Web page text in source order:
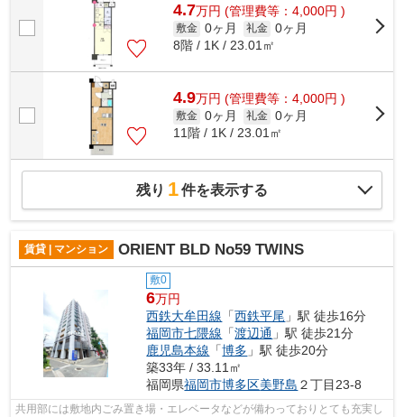
4.7万円 (管理費等：4,000円 )
敷金 0ヶ月 礼金 0ヶ月
8階 / 1K / 23.01㎡
4.9万円 (管理費等：4,000円 )
敷金 0ヶ月 礼金 0ヶ月
11階 / 1K / 23.01㎡
残り 1件を表示する
賃貸 | マンション ORIENT BLD No59 TWINS
敷0
6万円
西鉄大牟田線 「西鉄平尾 」駅 徒歩16分
福岡市七隈線 「渡辺通 」駅 徒歩21分
鹿児島本線 「博多 」駅 徒歩20分
築33年 / 33.11㎡
福岡県福岡市博多区美野島 ２丁目23-8
共用部には敷地内ごみ置き場・エレベータなどが備わっておりとても充実し